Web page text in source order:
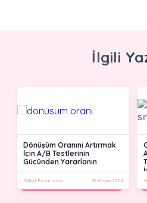
İlgili
Dönüşüm Oranını Artırmak
İçin A/B Testlerinin
Gücünden Yararlanın
Dijital Pazarlama 30 Nisan 2024